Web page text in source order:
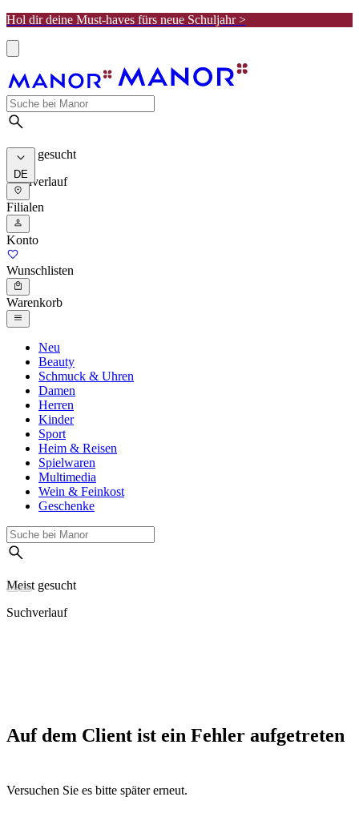
Hol dir deine Must-haves fürs neue Schuljahr >
Meist gesucht
Suchverlauf
DE
Filialen
Konto
Wunschlisten
Warenkorb
Neu
Beauty
Schmuck & Uhren
Damen
Herren
Kinder
Sport
Heim & Reisen
Spielwaren
Multimedia
Wein & Feinkost
Geschenke
Meist gesucht
Suchverlauf
Auf dem Client ist ein Fehler aufgetreten
Versuchen Sie es bitte später erneut.